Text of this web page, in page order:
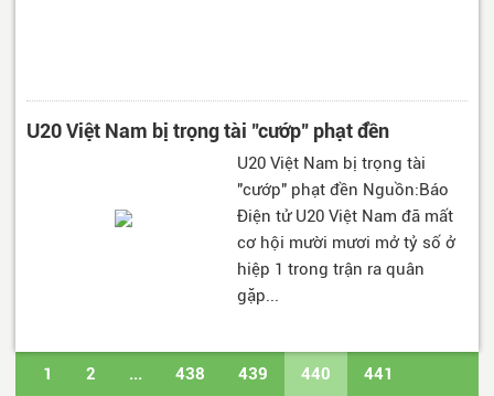
U20 Việt Nam bị trọng tài "cướp" phạt đền
U20 Việt Nam bị trọng tài
"cướp" phạt đền Nguồn:Báo
Điện tử U20 Việt Nam đã mất
cơ hội mười mươi mở tỷ số ở
hiệp 1 trong trận ra quân
gặp...
1 2 ... 438 439 440 441